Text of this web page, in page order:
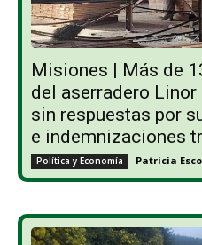
Misiones | Más de
del aserradero
sin respuestas por
e indemnizaciones
Política y Economía Patricia